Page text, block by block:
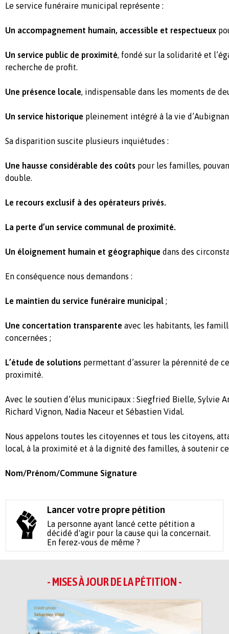
Le service funéraire municipal représente :
Un accompagnement humain, accessible et respectueux
Un service public de proximité, fondé sur la solidarité et
recherche de profit.
Une présence locale, indispensable dans les moments de
Un service historique pleinement intégré à la vie
Sa disparition suscite plusieurs inquiétudes :
Une hausse considérable des coûts pour les familles,
double.
Le recours exclusif à des opérateurs privés.
La perte d’un service communal de proximité.
Un éloignement humain et géographique dans des
En conséquence nous demandons :
Le maintien du service funéraire municipal ;
Une concertation transparente avec les habitants, les
concernées ;
L’étude de solutions permettant d’assurer la pérennité de
proximité.
Avec le soutien d’élus municipaux : Siegfried Bielle, Sylvie
Richard Vignon, Nadia Naceur et Sébastien Vidal.
Nous appelons toutes les citoyennes et tous les citoyens,
local, à la proximité et à la dignité des familles, à soutenir
Nom/Prénom/Commune Signature
Lancer votre propre pétition
La personne ayant lancé cette pétition a
décidé d'agir pour la cause qui la concernait.
En ferez-vous de même ?
- MISES À JOUR DE LA PÉTITION -